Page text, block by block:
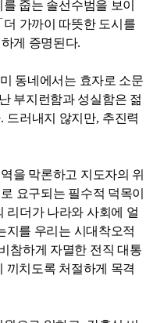
줍는 솔선수범을 보이
더 가까이 따뜻한 도시를
게 증명된다.
동네에서는 효자로 소문
부지런함과 성실함은 젊
. 드러내지 않지만, 추진력
을 막론하고 지도자의 위
요구되는 필수적 덕목이
리더가 나라와 사회에 얼
지를 우리는 시대착오적
참하게 자멸한 전직 대통
끼치도록 처절하게 목격